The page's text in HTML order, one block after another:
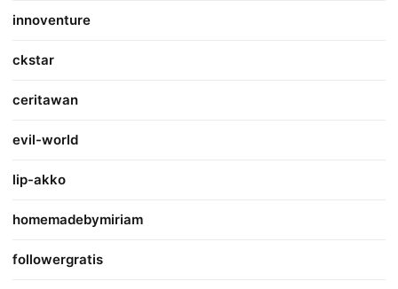
innoventure
ckstar
ceritawan
evil-world
lip-akko
homemadebymiriam
followergratis